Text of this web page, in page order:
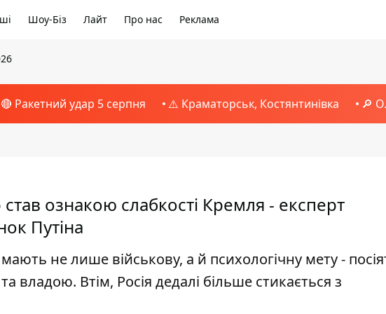
Шоу-Біз Лайт Про нас Реклама
🔴 Ракетний удар 5 серпня ⚠️ Краматорськ, Костянтинівка 🔎
ознакою слабкості Кремля - експерт
Путіна
не лише військову, а й психологічну мету -
владою. Втім, Росія дедалі більше стикається з